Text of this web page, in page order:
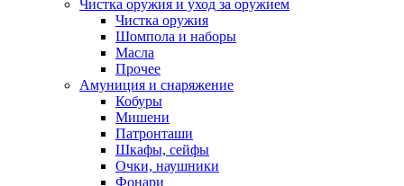
Чистка оружия и уход за оружием
Чистка оружия
Шомпола и наборы
Масла
Прочее
Амуниция и снаряжение
Кобуры
Мишени
Патронташи
Шкафы, сейфы
Очки, наушники
Фонари